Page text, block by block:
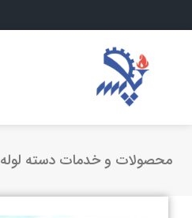
محصولات و خدمات دسته لوله